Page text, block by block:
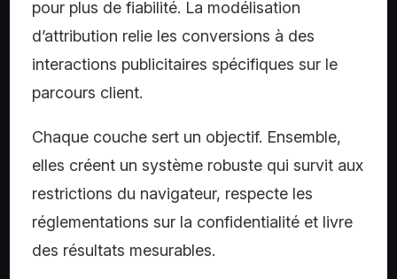
pour plus de fiabilité. La modélisation
d’attribution relie les conversions à des
interactions publicitaires spécifiques sur le
parcours client.
Chaque couche sert un objectif. Ensemble,
elles créent un système robuste qui survit aux
restrictions du navigateur, respecte les
réglementations sur la confidentialité et livre
des résultats mesurables.